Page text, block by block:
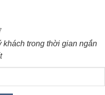
trong thời gian ngắn